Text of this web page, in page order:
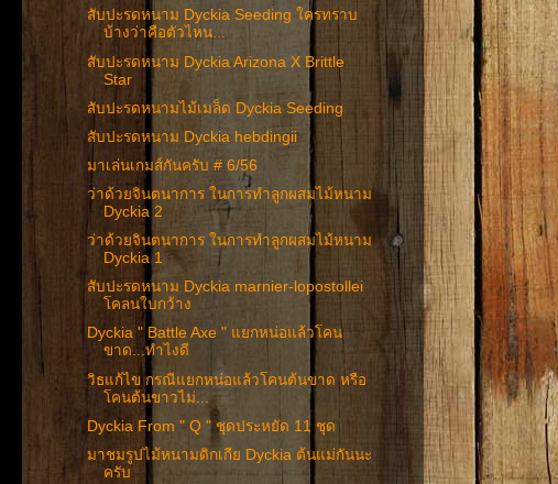
สับปะรดหนาม Dyckia Seeding ใครทราบ
บ้างว่าคือตัวไหน...
สับปะรดหนาม Dyckia Arizona X Brittle
Star
สับปะรดหนามไม้เมล็ด Dyckia Seeding
สับปะรดหนาม Dyckia hebdingii
มาเล่นเกมส์กันครับ # 6/56
ว่าด้วยจินตนาการ ในการทำลูกผสมไม้หนาม
Dyckia 2
ว่าด้วยจินตนาการ ในการทำลูกผสมไม้หนาม
Dyckia 1
สับปะรดหนาม Dyckia marnier-lopostollei
โคลนใบกว้าง
Dyckia " Battle Axe " แยกหน่อแล้วโคน
ขาด...ทำไงดี
วิธแก้ไข กรณีแยกหน่อแล้วโคนต้นขาด หรือ
โคนต้นขาวไม่...
Dyckia From " Q " ชุดประหยัด 11 ชุด
มาชมรูปไม้หนามดิกเกีย Dyckia ต้นแม่กันนะ
ครับ